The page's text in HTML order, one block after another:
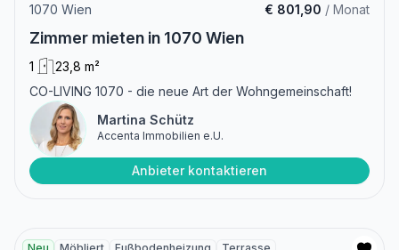
1070 Wien € 801,90 / Monat
Zimmer mieten in 1070 Wien
1
23,8 m²
CO-LIVING 1070 - die neue Art der Wohngemeinschaft!
Martina Schütz
Accenta Immobilien e.U.
Anbieter kontaktieren